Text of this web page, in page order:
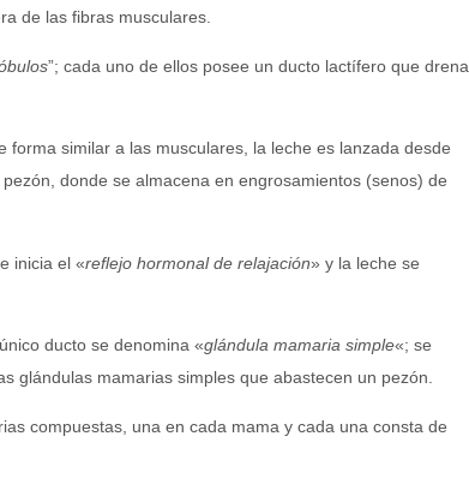
de las fibras musculares.
”; cada uno de ellos posee un ducto lactífero que drena
similar a las musculares, la leche es lanzada desde
pezón, donde se almacena en engrosamientos (senos) de
inicia el «reflejo hormonal de relajación» y la leche se
ducto se denomina «glándula mamaria simple«; se
glándulas mamarias simples que abastecen un pezón.
compuestas, una en cada mama y cada una consta de